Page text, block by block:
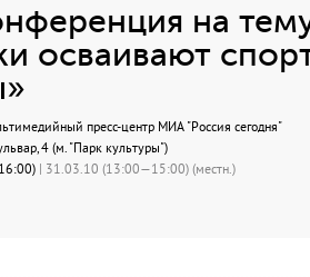
на
осваивают
пресс-центр МИА "Россия сегодня"
4 (м. "Парк культуры")
| 31.03.10 (13:00—15:00) (местн.)